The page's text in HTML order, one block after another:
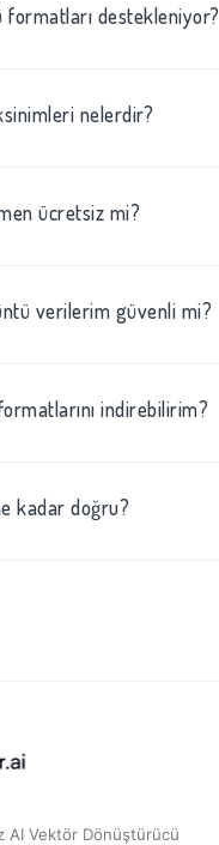
destekleniyor?
nelerdir?
ücretsiz mi?
verilerim güvenli mi?
indirebilirim?
kadar doğru?
AI Vektör Dönüştürücü